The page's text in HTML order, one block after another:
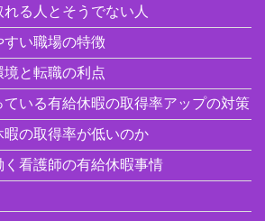
る人とそうでない人
い職場の特徴
と転職の利点
いる有給休暇の取得率アップの対策
の取得率が低いのか
看護師の有給休暇事情